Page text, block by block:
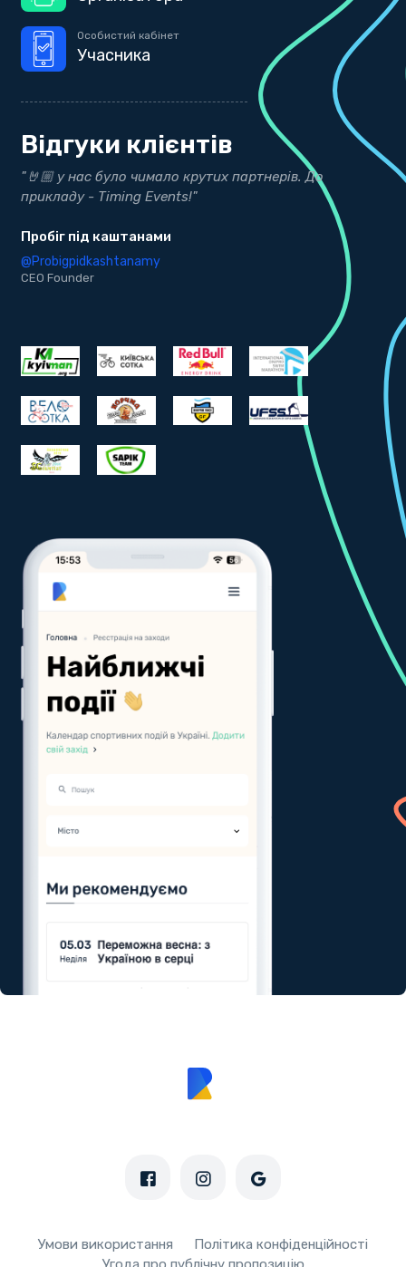
Особистий кабінет
Учасника
Відгуки клієнтів
"Дякуємо нашим друзям з Timing Events за точні
результати"
bekind.ua
@bekind.ua
CEO Founder
Умови використання
Політика конфіденційності